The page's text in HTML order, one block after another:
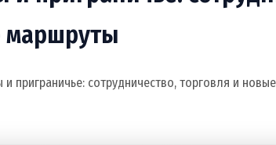
маршруты
и приграничье: сотрудничество, торговля и